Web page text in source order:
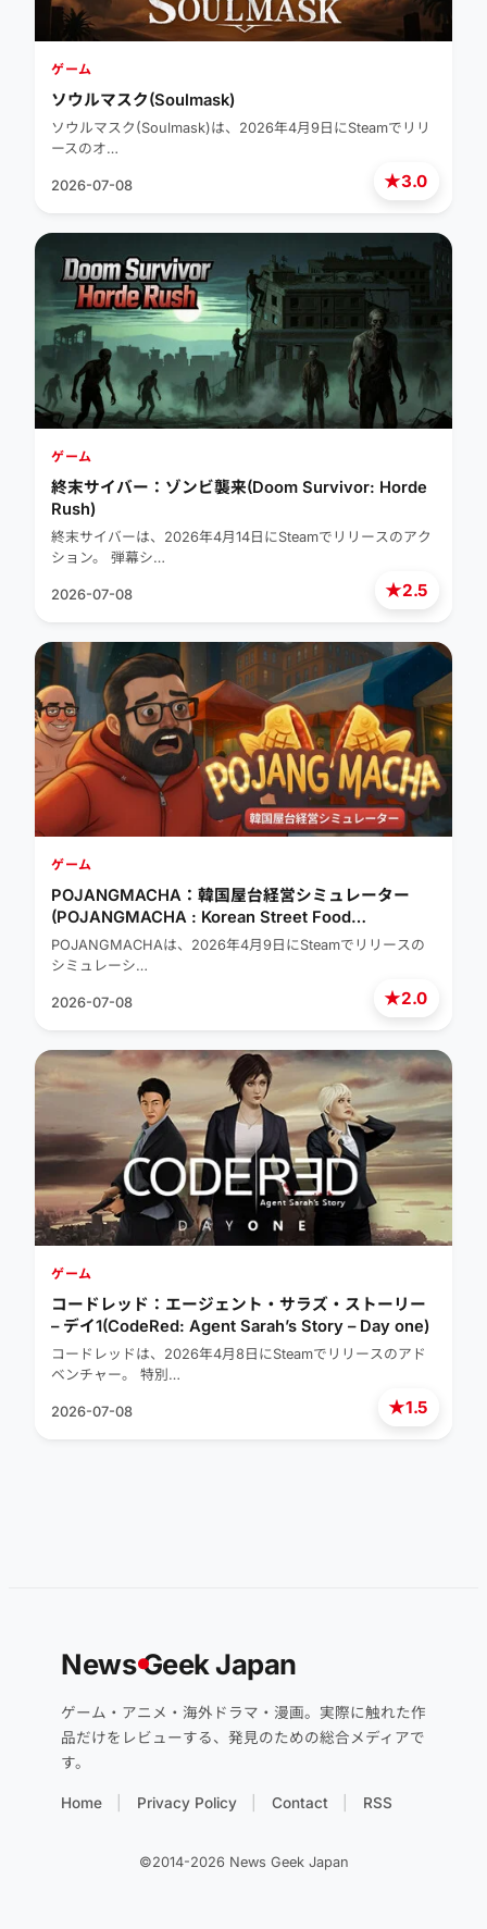
★3.0
ゲーム
ソウルマスク(Soulmask)
ソウルマスク(Soulmask)は、2026年4月9日にSteamでリリ
ースのオ…
2026-07-08
★2.5
ゲーム
終末サイバー：ゾンビ襲来(Doom Survivor: Horde
Rush)
終末サイバーは、2026年4月14日にSteamでリリースのアク
ション。 弾幕シ…
2026-07-08
★2.0
ゲーム
POJANGMACHA：韓国屋台経営シミュレーター
(POJANGMACHA : Korean Street Food
Management Simulator)
POJANGMACHAは、2026年4月9日にSteamでリリースの
シミュレーシ…
2026-07-08
★1.5
ゲーム
コードレッド：エージェント・サラズ・ストーリー
– デイ1(CodeRed: Agent Sarah’s Story – Day one)
コードレッドは、2026年4月8日にSteamでリリースのアド
ベンチャー。 特別…
2026-07-08
NewsGeek Japan
ゲーム・アニメ・海外ドラマ・漫画。実際に触れた作
品だけをレビューする、発見のための総合メディアで
す。
Home Privacy Policy Contact RSS
©2014-2026 News Geek Japan